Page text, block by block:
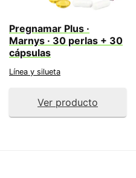
Pregnamar Plus ·
Marnys · 30 perlas + 30
cápsulas
Línea y silueta
Ver producto